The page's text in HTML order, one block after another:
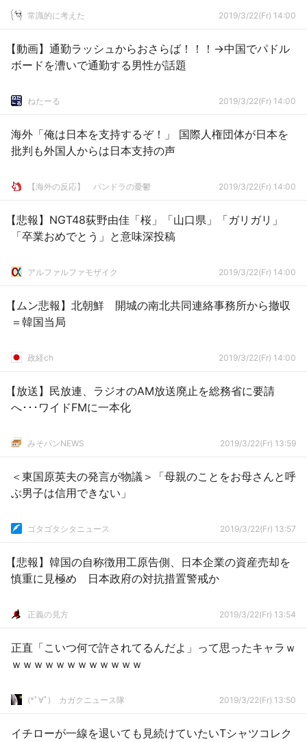
常識的に考えた 2019/3/22(Fr) 14:00
【動画】通勤ラッシュからおさらば！！！→中国でパドル
ボードを漕いで通勤する男性が話題
ねたーる 2019/3/22(Fr) 14:00
海外「俺は日本を支持するぞ！」 国際人権団体が日本を
批判も外国人からは日本支持の声
【海外の反応】 パンドラの憂鬱 2019/3/22(Fr) 14:00
【悲報】NGT48荻野由佳「桜」「山口県」「ガリガリ」
「卒業おめでとう」と意味深投稿
アルファルファモザイク 2019/3/22(Fr) 14:00
【ムン悲報】北朝鮮 開城の南北共同連絡事務所から撤収
＝韓国当局
政経ch 2019/3/22(Fr) 14:00
【放送】民放連、ラジオのAM放送廃止を総務省に要請
へ･･･ワイドFMに一本化
みそパンNEWS 2019/3/22(Fr) 13:59
＜東国原英夫の発言が物議＞「母親のことをお母さんと呼
ぶ男子は信用できない」
ゴタゴタシタニュース 2019/3/22(Fr) 13:57
【悲報】韓国の自称徴用工原告側、日本企業の資産売却を
慎重に見極め 日本政府の対抗措置警戒か
正義の見方 2019/3/22(Fr) 13:54
正直「こいつ何で許されてるんだよ」って思ったキャラｗ
ｗｗｗｗｗｗｗｗｗｗｗｗ
(*ﾟ∀ﾟ)ゞカガクニュース隊 2019/3/22(Fr) 13:50
イチローが一線を退いても見続けていたいTシャツコレク